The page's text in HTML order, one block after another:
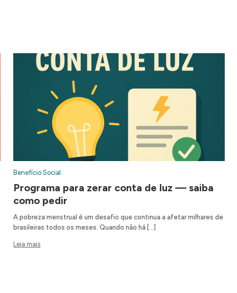
Benefício Social
Programa para zerar conta de luz — saiba
como pedir
A pobreza menstrual é um desafio que continua a afetar milhares de
brasileiras todos os meses. Quando não há […]
Leia mais